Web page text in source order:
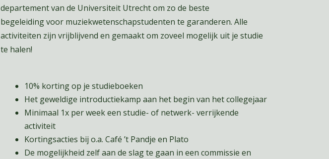
departement van de Universiteit Utrecht om zo de beste
begeleiding voor muziekwetenschapstudenten te garanderen. Alle
activiteiten zijn vrijblijvend en gemaakt om zoveel mogelijk uit je studie
te halen!
10% korting op je studieboeken
Het geweldige introductiekamp aan het begin van het collegejaar
Minimaal 1x per week een studie- of netwerk- verrijkende
activiteit
Kortingsacties bij o.a. Café ’t Pandje en Plato
De mogelijkheid zelf aan de slag te gaan in een commissie en